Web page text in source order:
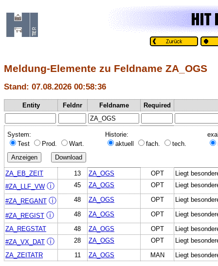
Meldung-Elemente zu Feldname ZA_OGS
Stand: 07.08.2026 00:58:36
Entity Feldnr Feldname Required
System:
Test
Prod. Wart.
Historie:
aktuell
fach. tech.
ZA_EB_ZEIT 13 ZA_OGS OPT
Liegt
#ZA_LLF_VW ⓘ 45 ZA_OGS OPT Liegt
#ZA_REGANT ⓘ 48 ZA_OGS OPT Liegt
#ZA_REGIST ⓘ 48 ZA_OGS OPT
Liegt
ZA_REGSTAT
48 ZA_OGS OPT
Liegt
#ZA_VX_DAT ⓘ 28 ZA_OGS OPT
Liegt
ZA_ZEITATR
11 ZA_OGS MAN Liegt